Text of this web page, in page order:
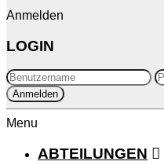
Anmelden
LOGIN
Menu
ABTEILUNGEN